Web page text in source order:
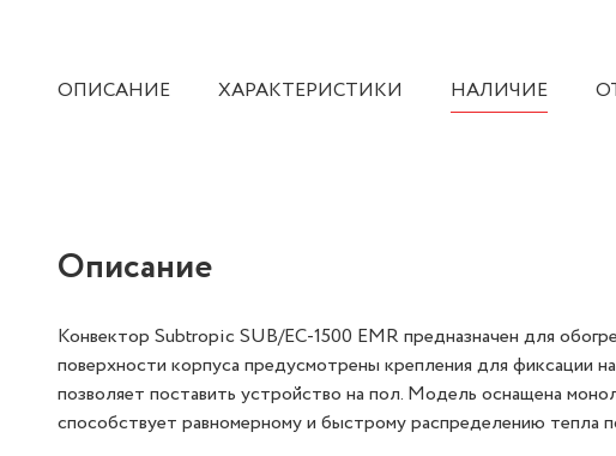
ОПИСАНИЕ ХАРАКТЕРИСТИКИ НАЛИЧИЕ
Описание
Конвектор Subtropic SUB/EC-1500 EMR предназначен для
поверхности корпуса предусмотрены крепления для фиксации
позволяет поставить устройство на пол. Модель оснащена
способствует равномерному и быстрому распределению тепла